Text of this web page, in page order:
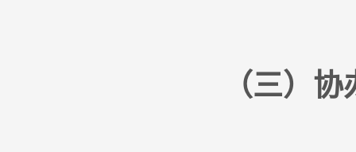
（三）